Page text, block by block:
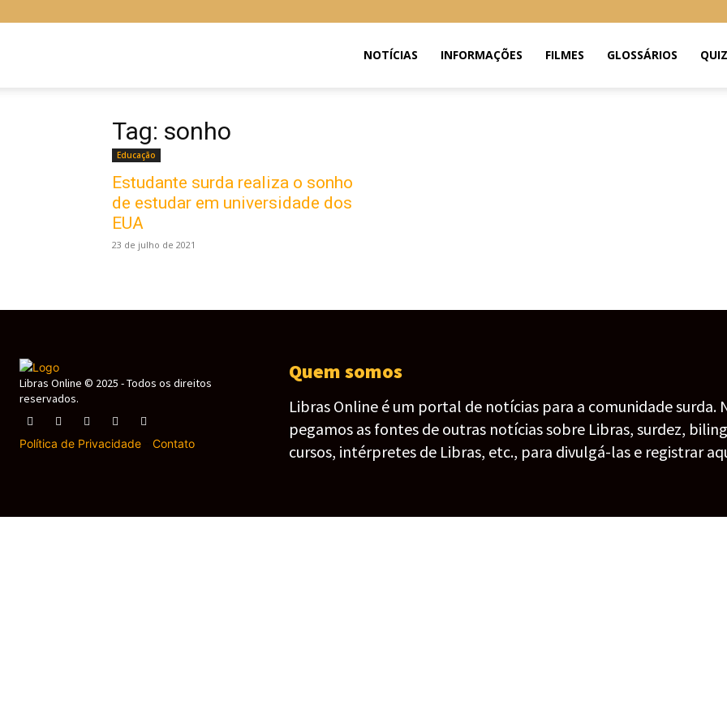
NOTÍCIAS INFORMAÇÕES FILMES GLOSSÁRIOS QUIZ
Tag: sonho
Educação
Estudante surda realiza o sonho
de estudar em universidade dos
EUA
23 de julho de 2021
Libras Online © 2025 - Todos os direitos
reservados.
Política de Privacidade Contato
Quem somos
Libras Online é um portal de notícias para a comunidade surda.
pegamos as fontes de outras notícias sobre Libras, surdez,
cursos, intérpretes de Libras, etc., para divulgá-las e registrar